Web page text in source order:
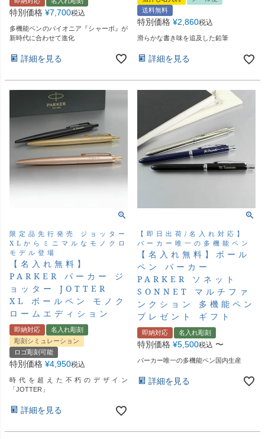
特別価格 ¥7,700税込
多機能ペンのパイオニア『シャーボ』が
新時代に合わせて進化
詳細を見る
送料無料
特別価格 ¥2,860税込
滑らかな書き味を追及した鉛筆
詳細を見る
限定品先行発売 ジョッター
XLからミニマルなモノクロ
モデル登場
【名入れ無料】
PARKER パーカー ジ
ョッター JOTTER
XL ボールペン モノク
ロームエディション
即納対応
名入れ彫刻
彫刻シミュレーション
ロゴ彫刻可能
特別価格 ¥4,950税込
時代を超えた不朽のデザイン
「JOTTER」
詳細を見る
【即日出荷/名入れ対応】
パーカー唯一の多機能ペン
【名入れ無料】ボール
ペン パーカー
PARKER ソネット
SONNET マルチファ
ンクション 多機能ペン
プレゼント ギフト
即納対応 名入れ彫刻
特別価格 ¥5,500税込 〜
パーカー唯一の多機能ペン国内生産
詳細を見る